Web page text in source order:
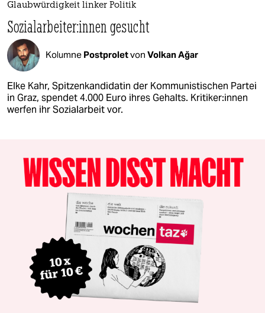
Glaubwürdigkeit linker Po­li­ti­k
So­zi­al­ar­bei­te­r:in­nen gesucht
Kolumne Postproletvon Volkan Ağar
Elke Kahr, Spitzenkandidatin der Kommunistischen Partei
in Graz, spendet 4.000 Euro ihres Gehalts. Kri­ti­ke­r:in­nen
werfen ihr Sozialarbeit vor.